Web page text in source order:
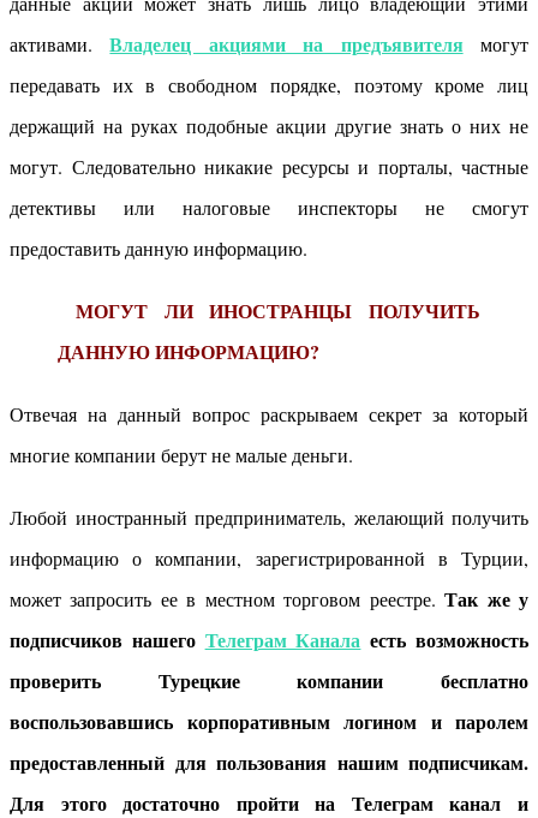
активами.Владелец акциями на предъявителя
могут
передавать их в свободном порядке, поэтому кроме лиц
держащий на руках подобные акции другие знать о них не
могут. Следовательно никакие ресурсы и порталы, частные
детективы или налоговые инспекторы не смогут
предоставить данную информацию.
МОГУТ ЛИ ИНОСТРАНЦЫ ПОЛУЧИТЬ
ДАННУЮ ИНФОРМАЦИЮ?
Отвечая на данный вопрос раскрываем секрет за который
многие компании берут не малые деньги.
Любой иностранный предприниматель, желающий получить
информацию о компании, зарегистрированной в Турции,
может запросить ее в местном торговом реестре.Так же у
подписчиков нашего Телеграм Канала есть возможность
проверить Турецкие компании бесплатно
воспользовавшись корпоративным логином и паролем
предоставленный для пользования нашим подписчикам.
Для этого достаточно пройти на Телеграм канал и